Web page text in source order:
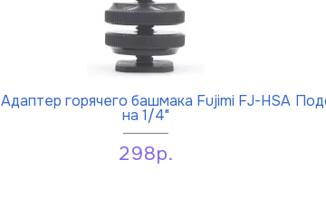
Адаптер горячего башмака Fujimi FJ-HSA
на 1/4"
298р.